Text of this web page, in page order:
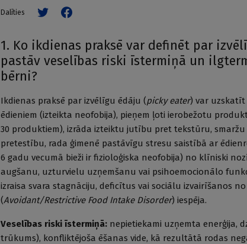
Dalīties
1. Ko ikdienas praksē var definēt par
pastāv veselības riski īstermiņā un
bērni?
Ikdienas praksē par izvēlīgu ēdāju (picky eater) var uzskatīt
ēdieniem (izteikta neo­fobija), pieņem ļoti ierobežotu
30 produktiem), izrāda izteiktu jutību pret tekstūru,
pretestību, rada ģimenē pastā­vīgu stresu saistībā ar
6 gadu vecumā bieži ir fizioloģiska neofobija) no klīniski
augšanu, uzturvielu uzņemšanu vai psihoemocionālo
izraisa svara stagnāciju, deficītus vai sociālu izvairīšanos no
(Avoidant/Restrictive Food Intake Disorder) iespēja.
Veselības riski īstermiņā: nepietiekami uzņemta enerģija,
trūkums), konfliktējoša ēšanas vide, kā rezultātā rodas